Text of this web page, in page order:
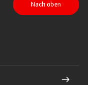
LinkedIn
Nach oben